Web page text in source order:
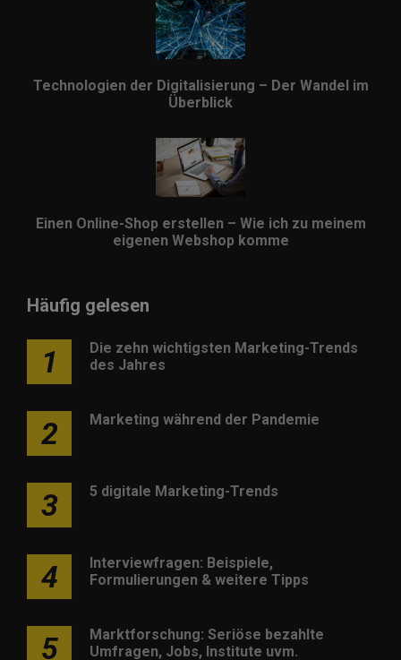
Technologien der Digitalisierung – Der Wandel im
Überblick
Einen Online-Shop erstellen – Wie ich zu meinem
eigenen Webshop komme
Häufig gelesen
1
Die zehn wichtigsten Marketing-Trends
des Jahres
2 Marketing während der Pandemie
3 5 digitale Marketing-Trends
4
Interviewfragen: Beispiele,
Formulierungen & weitere Tipps
5
Marktforschung: Seriöse bezahlte
Umfragen, Jobs, Institute uvm.